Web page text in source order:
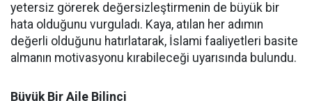
yetersiz görerek değersizleştirmenin de büyük bir
hata olduğunu vurguladı. Kaya, atılan her adımın
değerli olduğunu hatırlatarak, İslami faaliyetleri basite
almanın motivasyonu kırabileceği uyarısında bulundu.
Büyük Bir Aile Bilinci